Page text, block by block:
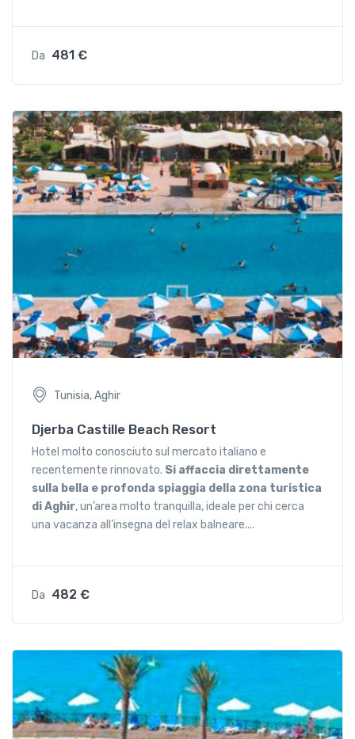
Da 481 €
Tunisia, Aghir
Djerba Castille Beach Resort
Hotel molto conosciuto sul mercato italiano e
recentemente rinnovato. Si affaccia direttamente
sulla bella e profonda spiaggia della zona turistica
di Aghir, un’area molto tranquilla, ideale per chi cerca
una vacanza all’insegna del relax balneare....
Da 482 €